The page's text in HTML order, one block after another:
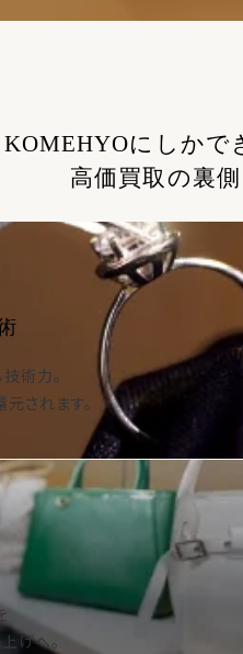
KOMEHYOにしかで
高価買取の裏側
術力。
されます。
げへ。